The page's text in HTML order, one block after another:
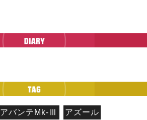
アバンテMk-Ⅲ アズール